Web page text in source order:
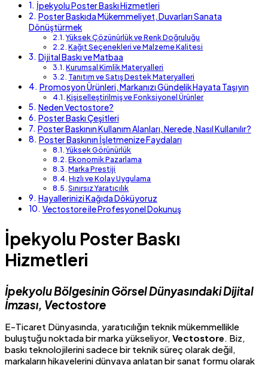
İpekyolu Poster Baskı Hizmetleri
Poster Baskıda Mükemmeliyet, Duvarları Sanata
Dönüştürmek
Yüksek Çözünürlük ve Renk Doğruluğu
Kağıt Seçenekleri ve Malzeme Kalitesi
Dijital Baskı ve Matbaa
Kurumsal Kimlik Materyalleri
Tanıtım ve Satış Destek Materyalleri
Promosyon Ürünleri, Markanızı Gündelik Hayata Taşıyın
Kişiselleştirilmiş ve Fonksiyonel Ürünler
Neden Vectostore?
Poster Baskı Çeşitleri
Poster Baskının Kullanım Alanları, Nerede, Nasıl Kullanılır?
Poster Baskının İşletmenize Faydaları
Yüksek Görünürlük
Ekonomik Pazarlama
Marka Prestiji
Hızlı ve Kolay Uygulama
Sınırsız Yaratıcılık
Hayallerinizi Kağıda Döküyoruz
Vectostore ile Profesyonel Dokunuş
İpekyolu Poster Baskı
Hizmetleri
İpekyolu Bölgesinin Görsel Dünyasındaki Dijital
İmzası, Vectostore
E-Ticaret Dünyasında, yaratıcılığın teknik mükemmellikle
buluştuğu noktada bir marka yükseliyor, Vectostore . Biz,
baskı teknolojilerini sadece bir teknik süreç olarak değil,
markaların hikayelerini dünyaya anlatan bir sanat formu olarak